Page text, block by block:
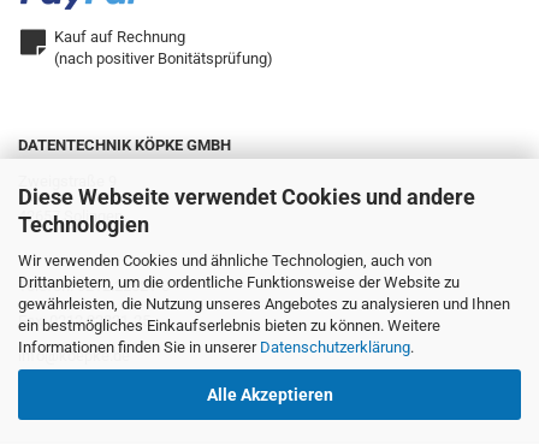
Diese Webseite verwendet Cookies und andere
Technologien
Wir verwenden Cookies und ähnliche Technologien, auch von
Drittanbietern, um die ordentliche Funktionsweise der Website zu
gewährleisten, die Nutzung unseres Angebotes zu analysieren und Ihnen
ein bestmögliches Einkaufserlebnis bieten zu können. Weitere
Informationen finden Sie in unserer Datenschutzerklärung.
Alle Akzeptieren
Kauf auf Rechnung
(nach positiver Bonitätsprüfung)
DATENTECHNIK KÖPKE GMBH
42657 Solingen
Telefon: 0212.22321-0
Fax: 0212.22321-25
info@koepke.de